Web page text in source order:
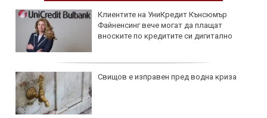
Клиентите на УниКредит Кънсюмър
Файненсинг вече могат да плащат
вноските по кредитите си дигитално
Свищов е изправен пред водна криза